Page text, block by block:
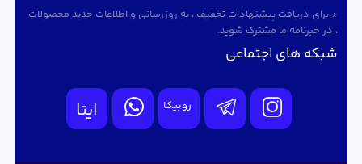
* برای دریافت پیشنهادات تخفیف ، به روزرسانی و اطلاعات جدید محصولات
، در خبرنامه ما مشترک شوید.
شبکه های اجتماعی
روبیکا ایتا